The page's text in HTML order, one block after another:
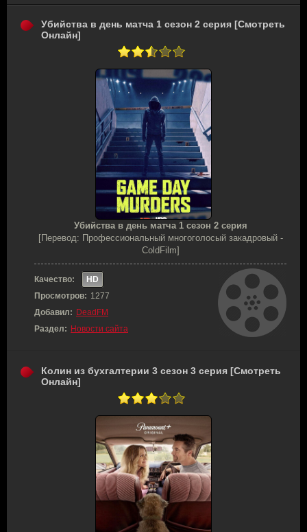
Убийства в день матча 1 сезон 2 серия [Смотреть
Онлайн]
Убийства в день матча 1 сезон 2 серия
[Перевод: Профессиональный многоголосый закадровый -
ColdFilm]
Качество:
HD
Просмотров: 1277
Добавил: DeadFM
Раздел: Новости сайта
Колин из бухгалтерии 3 сезон 3 серия [Смотреть
Онлайн]